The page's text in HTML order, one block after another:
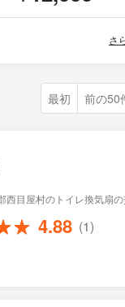
さ
最初 前の50
西目屋村のトイレ換気扇
4.88 (1)